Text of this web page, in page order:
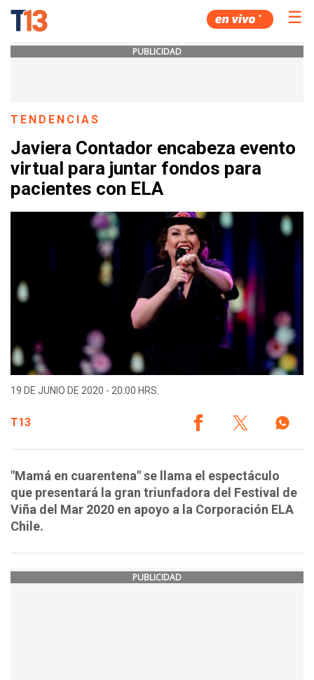
☰
PUBLICIDAD
TENDENCIAS
Javiera Contador encabeza evento
virtual para juntar fondos para
pacientes con ELA
19 DE JUNIO DE 2020 - 20:00 HRS.
T13
"Mamá en cuarentena" se llama el espectáculo
que presentará la gran triunfadora del Festival de
Viña del Mar 2020 en apoyo a la Corporación ELA
Chile.
PUBLICIDAD